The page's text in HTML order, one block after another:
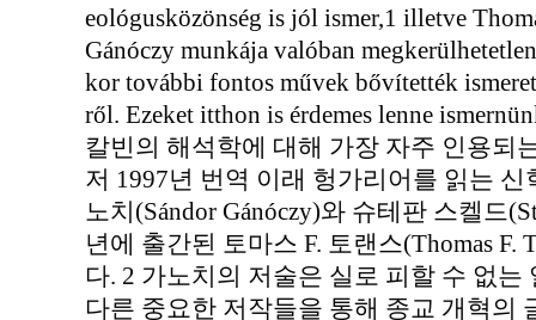
eológusközönség is jól ismer,1 illetve
Gánóczy munkája valóban
kor további fontos művek bővítették
ről. Ezeket itthon is érdemes lenne
칼빈의 해석학에 대해 가장 자주 인용되
저 1997년 번역 이래 헝가리어를 읽는
노치(Sándor Gánóczy)와 슈테판 스켈드
년에 출간된 토마스 F. 토랜스(Thomas F.
다. 2 가노치의 저술은 실로 피할 수 없는
다른 중요한 저작들을 통해 종교 개혁의